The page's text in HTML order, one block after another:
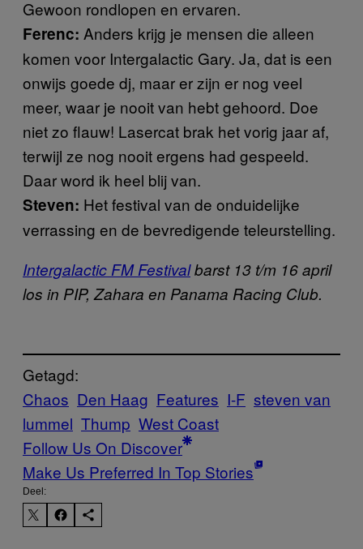
Gewoon rondlopen en ervaren.
Ferenc: Anders krijg je mensen die alleen
komen voor Intergalactic Gary. Ja, dat is een
onwijs goede dj, maar er zijn er nog veel
meer, waar je nooit van hebt gehoord. Doe
niet zo flauw! Lasercat brak het vorig jaar af,
terwijl ze nog nooit ergens had gespeeld.
Daar word ik heel blij van.
Steven: Het festival van de onduidelijke
verrassing en de bevredigende teleurstelling.
Intergalactic FM Festivalbarst 13 t/m 16 april
los in PIP, Zahara en Panama Racing Club.
Getagd:
Chaos Den Haag Features I-F steven van
lummel Thump West Coast
Follow Us On Discover
Make Us Preferred In Top Stories
Deel: